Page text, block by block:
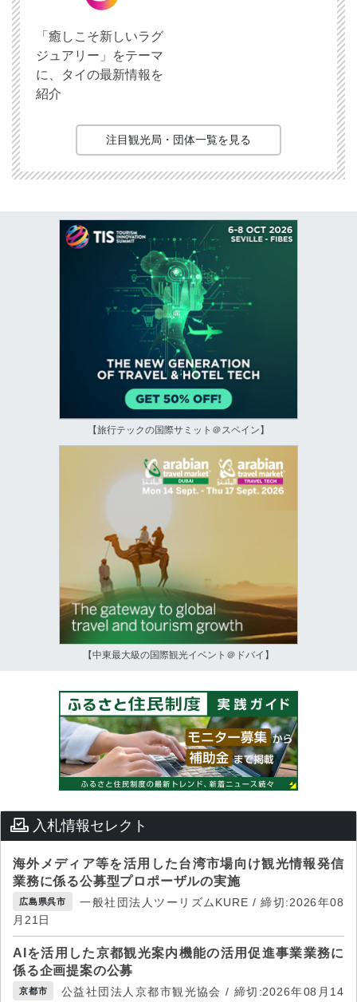
「癒しこそ新しいラグ
ジュアリー」をテーマ
に、タイの最新情報を
紹介
注目観光局・団体一覧を見る
【旅行テックの国際サミット＠スペイン】
【中東最大級の国際観光イベント＠ドバイ】
入札情報セレクト
海外メディア等を活用した台湾市場向け観光情報発信
業務に係る公募型プロポーザルの実施
広島県呉市
一般社団法人ツーリズムKURE / 締切:2026年08
月21日
AIを活用した京都観光案内機能の活用促進事業業務に
係る企画提案の公募
京都市 公益社団法人京都市観光協会 / 締切:2026年08月14